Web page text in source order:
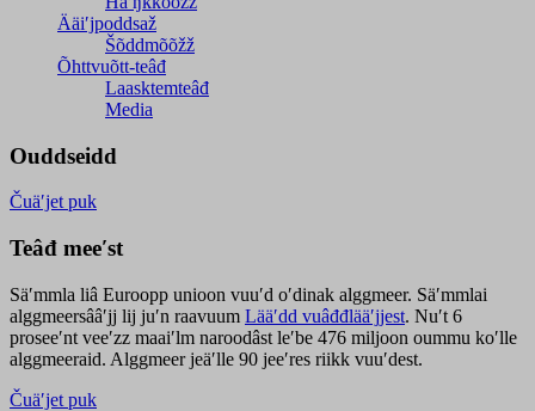
Ääiʹjpoddsaž
Šõddmõõžž
Õhttvuõtt-teâđ
Laasktemteâđ
Media
Ouddseidd
Čuäʹjet puk
Teâđ meeʹst
Säʹmmla liâ Euroopp unioon vuuʹd oʹdinak alggmeer. Säʹmmlai
alggmeersââʹjj lij juʹn raavuum Lääʹdd vuâđđlääʹjjest. Nuʹt 6
proseeʹnt veeʹzz maaiʹlm naroodâst leʹbe 476 miljoon oummu koʹlle
alggmeeraid. Alggmeer jeäʹlle 90 jeeʹres riikk vuuʹdest.
Čuäʹjet puk